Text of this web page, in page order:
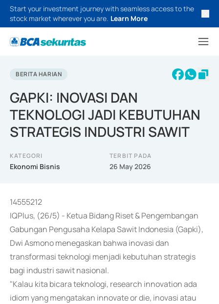
Start your investment journey with seamless access to the
stock market wherever you are. Learn More
BERITA HARIAN
GAPKI: INOVASI DAN
TEKNOLOGI JADI KEBUTUHAN
STRATEGIS INDUSTRI SAWIT
KATEGORI
Ekonomi Bisnis
TERBIT PADA
26 May 2026
14555212
IQPlus, (26/5) - Ketua Bidang Riset & Pengembangan
Gabungan Pengusaha Kelapa Sawit Indonesia (Gapki),
Dwi Asmono menegaskan bahwa inovasi dan
transformasi teknologi menjadi kebutuhan strategis
bagi industri sawit nasional.
"Kalau kita bicara teknologi, research innovation ada
idiom yang mengatakan innovate or die, inovasi atau